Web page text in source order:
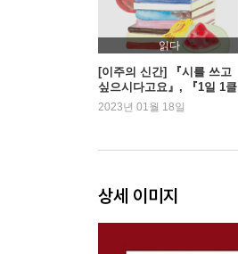
읽다
[이주의 신간] 『시를 쓰고
싶으시다고요』, 『1일 1클
래식 1포옹』 외
2023년 01월 18일
상세 이미지